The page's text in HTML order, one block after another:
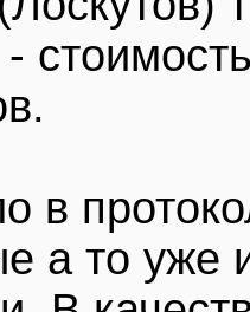
-
в
а то уже